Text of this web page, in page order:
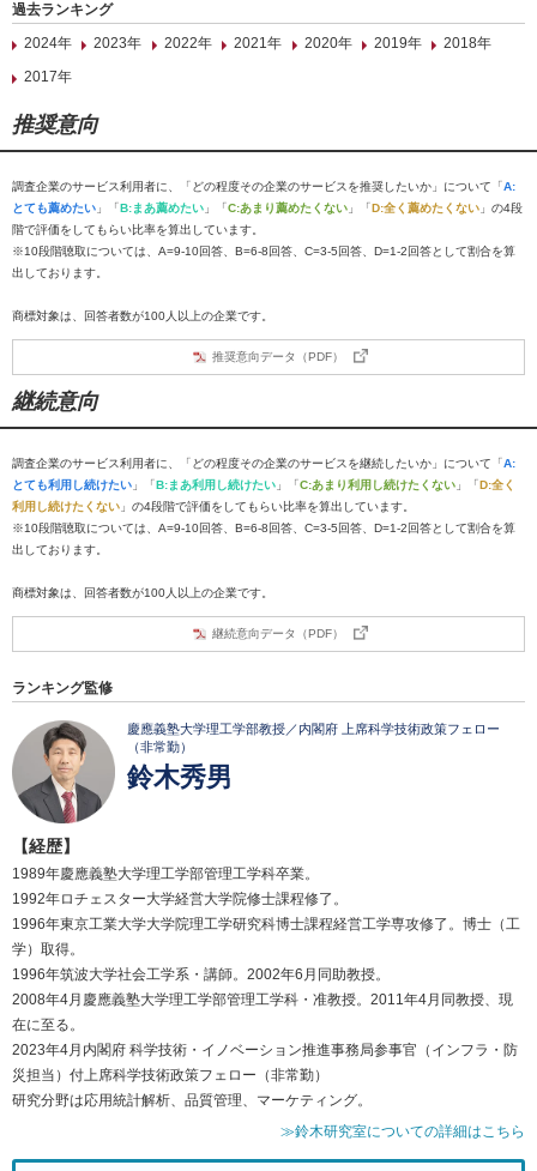
過去ランキング
2024年
2023年 2022年 2021年 2020年 2019年
2018年
2017年
推奨意向
調査企業のサービス利用者に、「どの程度その企業のサービスを推奨したいか」について「A:
とても薦めたい 」「B:まあ薦めたい 」「C:あまり薦めたくない 」「D:全く薦めたくない 」の4段
階で評価をしてもらい比率を算出しています。
※10段階聴取については、A=9-10回答、B=6-8回答、C=3-5回答、D=1-2回答として割合を算
出しております。
商標対象は、回答者数が100人以上の企業です。
推奨意向データ（PDF）
継続意向
調査企業のサービス利用者に、「どの程度その企業のサービスを継続したいか」について「A:
とても利用し続けたい 」「B:まあ利用し続けたい 」「C:あまり利用し続けたくない 」「D:全く
利用し続けたくない 」の4段階で評価をしてもらい比率を算出しています。
※10段階聴取については、A=9-10回答、B=6-8回答、C=3-5回答、D=1-2回答として割合を算
出しております。
商標対象は、回答者数が100人以上の企業です。
継続意向データ（PDF）
ランキング監修
慶應義塾大学理工学部教授／内閣府 上席科学技術政策フェロー
（非常勤）
鈴木秀男
【経歴】
1989年慶應義塾大学理工学部管理工学科卒業。
1992年ロチェスター大学経営大学院修士課程修了。
1996年東京工業大学大学院理工学研究科博士課程経営工学専攻修了。博士（工
学）取得。
1996年筑波大学社会工学系・講師。2002年6月同助教授。
2008年4月慶應義塾大学理工学部管理工学科・准教授。2011年4月同教授、現
在に至る。
2023年4月内閣府 科学技術・イノベーション推進事務局参事官（インフラ・防
災担当）付上席科学技術政策フェロー（非常勤）
研究分野は応用統計解析、品質管理、マーケティング。
≫鈴木研究室についての詳細はこちら